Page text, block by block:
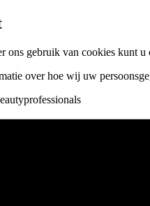
ons gebruik van cookies kunt u
over hoe wij uw